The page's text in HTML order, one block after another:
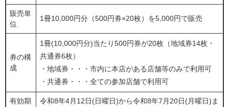
販売単
位
1冊10,000円分（500円券×20枚）を5,000円で販売
券の構
成
1冊(10,000円分)当たり500円券が20枚（地域券14枚・
共通券6枚）
・地域券・・・市内に本店がある店舗等のみで利用可
・共通券・・・全ての参加店舗で利用可
有効期
令和8年4月12日(日曜日)から令和8年7月20日(月曜日)ま